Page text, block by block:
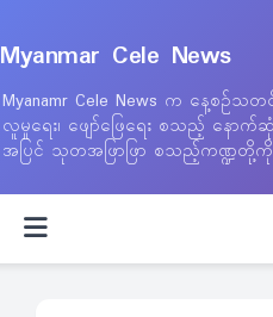
Myanmar Cele News
Myanamr Cele News က နေ့စဉ်သတင်း
လူမှုရေး၊ ဖျော်ဖြေရေး စသည့် နောက်
အပြင် သုတအဖြာဖြာ စသည့်ကဏ္ဍတို့ကို